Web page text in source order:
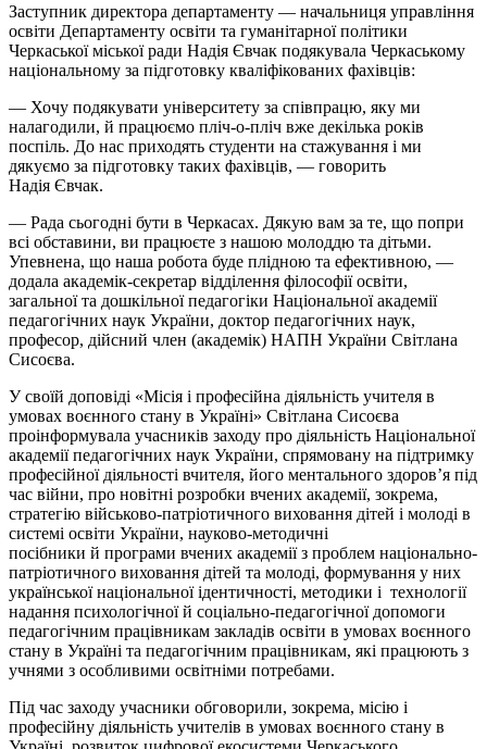
Заступник директора департаменту — начальниця управління
освіти Департаменту освіти та гуманітарної політики
Черкаської міської ради Надія Євчак подякувала Черкаському
національному за підготовку кваліфікованих фахівців:
— Хочу подякувати університету за співпрацю, яку ми
налагодили, й працюємо пліч-о-пліч вже декілька років
поспіль. До нас приходять студенти на стажування і ми
дякуємо за підготовку таких фахівців, — говорить
Надія Євчак.
— Рада сьогодні бути в Черкасах. Дякую вам за те, що попри
всі обставини, ви працюєте з нашою молоддю та дітьми.
Упевнена, що наша робота буде плідною та ефективною, —
додала академік-секретар відділення філософії освіти,
загальної та дошкільної педагогіки Національної академії
педагогічних наук України, доктор педагогічних наук,
професор, дійсний член (академік) НАПН України Світлана
Сисоєва.
У своїй доповіді «Місія і професійна діяльність учителя в
умовах воєнного стану в Україні» Світлана Сисоєва
проінформувала учасників заходу про діяльність Національної
академії педагогічних наук України, спрямовану на підтримку
професійної діяльності вчителя, його ментального здоровʼя під
час війни, про новітні розробки вчених академії, зокрема,
стратегію військово-патріотичного виховання дітей і молоді в
системі освіти України, науково-методичні
посібники й програми вчених академії з проблем національно-
патріотичного виховання дітей та молоді, формування у них
української національної ідентичності, методики і технології
надання психологічної й соціально-педагогічної допомоги
педагогічним працівникам закладів освіти в умовах воєнного
стану в Україні та педагогічним працівникам, які працюють з
учнями з особливими освітніми потребами.
Під час заходу учасники обговорили, зокрема, місію і
професійну діяльність учителів в умовах воєнного стану в